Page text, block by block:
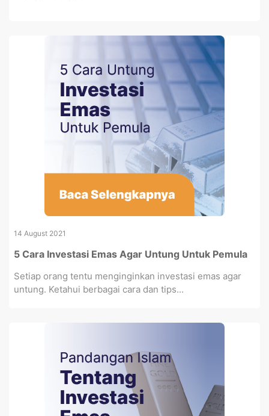
14 August 2021
5 Cara Investasi Emas Agar Untung Untuk Pemula
Setiap orang tentu menginginkan investasi emas agar
untung. Ketahui berbagai cara dan tips...